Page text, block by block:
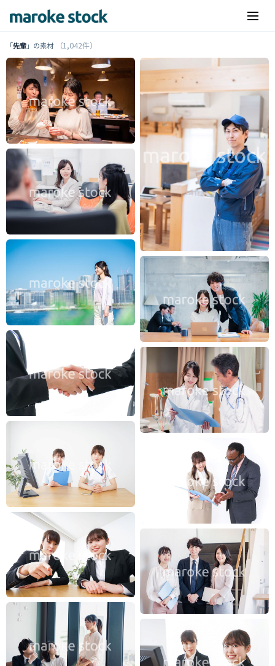
「先輩」の素材 （1,042件）